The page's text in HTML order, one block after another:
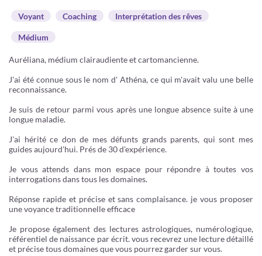
Voyant Coaching Interprétation des rêves
Médium
Auréliana, médium clairaudiente et cartomancienne.
J'ai été connue sous le nom d' Athéna, ce qui m'avait valu une belle
reconnaissance.
Je suis de retour parmi vous après une longue absence suite à une
longue maladie.
J'ai hérité ce don de mes défunts grands parents, qui sont mes
guides aujourd'hui. Prés de 30 d'expérience.
Je vous attends dans mon espace pour répondre à toutes vos
interrogations dans tous les domaines.
Réponse rapide et précise et sans complaisance. je vous proposer
une voyance traditionnelle efficace
Je propose également des lectures astrologiques, numérologique,
référentiel de naissance par écrit. vous recevrez une lecture détaillé
et précise tous domaines que vous pourrez garder sur vous.